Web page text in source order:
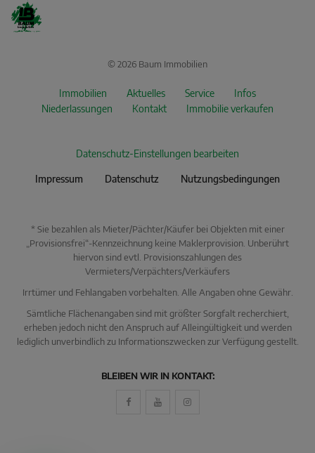
Beschreiben Sie kurz, was Sie suchen.
© 2026 Baum Immobilien
Immobilien Aktuelles Service
Infos
Niederlassungen
Kontakt Immobilie verkaufen
Datenschutz-Einstellungen bearbeiten
Impressum Datenschutz Nutzungsbedingungen
* Sie bezahlen als Mieter/Pächter/Käufer bei Objekten mit einer
„Provisionsfrei“-Kennzeichnung keine Maklerprovision. Unberührt
hiervon sind evtl. Provisionszahlungen des
Vermieters/Verpächters/Verkäufers
Irrtümer und Fehlangaben vorbehalten. Alle Angaben ohne Gewähr.
Sämtliche Flächenangaben sind mit größter Sorgfalt recherchiert,
erheben jedoch nicht den Anspruch auf Alleingültigkeit und werden
lediglich unverbindlich zu Informationszwecken zur Verfügung gestellt.
BLEIBEN WIR IN KONTAKT: